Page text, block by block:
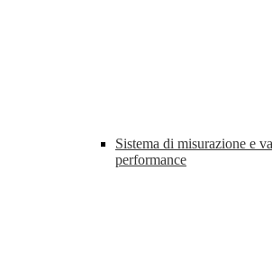
Sistema di misurazione e
performance